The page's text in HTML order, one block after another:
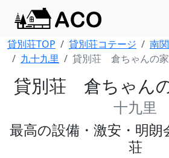
貸別荘TOP 貸別荘コテージ 南
九十九里
貸別荘 倉ちゃんの家
貸別荘 倉ちゃん
十九里
最高の設備・激安・明朗
荘